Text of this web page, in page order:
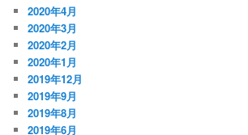
2020年4月
2020年3月
2020年2月
2020年1月
2019年12月
2019年9月
2019年8月
2019年6月